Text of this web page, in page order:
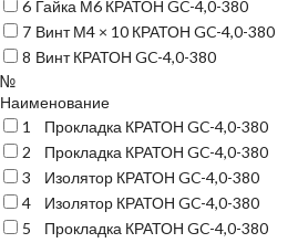
6 Гайка М6 КРАТОН GC-4,0-380
7 Винт М4 × 10 КРАТОН GC-4,0-380
8 Винт КРАТОН GC-4,0-380
№
Наименование
1
Прокладка КРАТОН GC-4,0-380
2
Прокладка КРАТОН GC-4,0-380
3
Изолятор КРАТОН GC-4,0-380
4
Изолятор КРАТОН GC-4,0-380
5
Прокладка КРАТОН GC-4,0-380